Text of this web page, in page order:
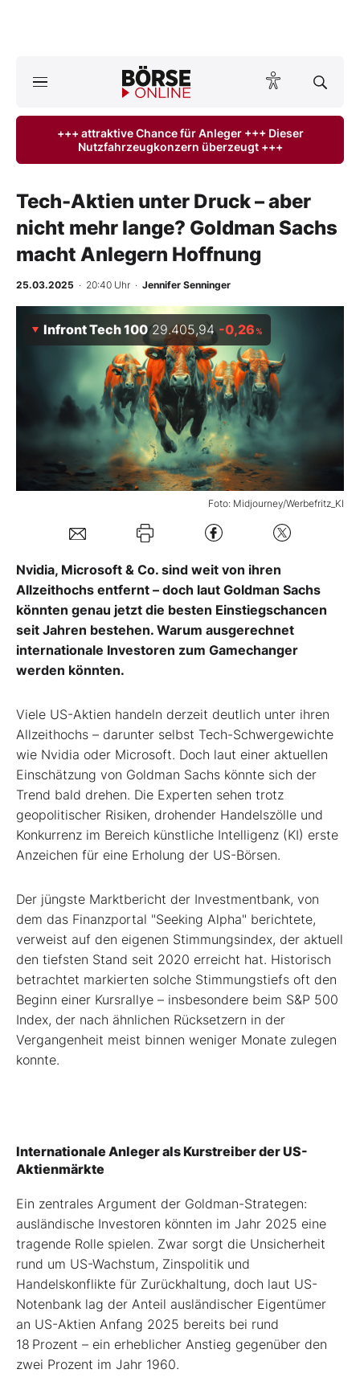
ktuelle Ausgabe BÖRSE ONLINE lesen
Anlageprodukte
Finanz-Check
BO-Musterdepots
Experten
Mein B:O
Mein Konto
+++ attraktive Chance für Anleger +++ Dieser
Nutzfahrzeugkonzern überzeugt +++
Tech-Aktien unter Druck – aber
nicht mehr lange? Goldman Sachs
macht Anlegern Hoffnung
25.03.2025 · 20:40 Uhr · Jennifer Senninger
Foto: Midjourney/Werbefritz_KI
Infront Tech 100 29.405,94 -0,26%
Nvidia, Microsoft & Co. sind weit von ihren
Allzeithochs entfernt – doch laut Goldman Sachs
könnten genau jetzt die besten Einstiegschancen
seit Jahren bestehen. Warum ausgerechnet
internationale Investoren zum Gamechanger
werden könnten.
Viele US-Aktien handeln derzeit deutlich unter ihren
Allzeithochs – darunter selbst Tech-Schwergewichte
wie Nvidia oder Microsoft. Doch laut einer aktuellen
Einschätzung von Goldman Sachs könnte sich der
Trend bald drehen. Die Experten sehen trotz
geopolitischer Risiken, drohender Handelszölle und
Konkurrenz im Bereich künstliche Intelligenz (KI) erste
Anzeichen für eine Erholung der US-Börsen.
Der jüngste Marktbericht der Investmentbank, von
dem das Finanzportal "Seeking Alpha" berichtete,
verweist auf den eigenen Stimmungsindex, der aktuell
den tiefsten Stand seit 2020 erreicht hat. Historisch
betrachtet markierten solche Stimmungstiefs oft den
Beginn einer Kursrallye – insbesondere beim S&P 500
Index, der nach ähnlichen Rücksetzern in der
Vergangenheit meist binnen weniger Monate zulegen
konnte.
Internationale Anleger als Kurstreiber der US-
Aktienmärkte
Ein zentrales Argument der Goldman-Strategen:
ausländische Investoren könnten im Jahr 2025 eine
tragende Rolle spielen. Zwar sorgt die Unsicherheit
rund um US-Wachstum, Zinspolitik und
Handelskonflikte für Zurückhaltung, doch laut US-
Notenbank lag der Anteil ausländischer Eigentümer
an US-Aktien Anfang 2025 bereits bei rund
18 Prozent – ein erheblicher Anstieg gegenüber den
zwei Prozent im Jahr 1960.